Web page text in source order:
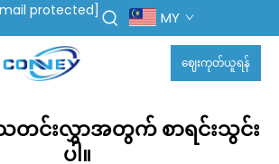
protected] MY
ဈေးကုတ်ယူရန်
င်းလွှာအတွက် စာရင်းသွင်း
ပါ။